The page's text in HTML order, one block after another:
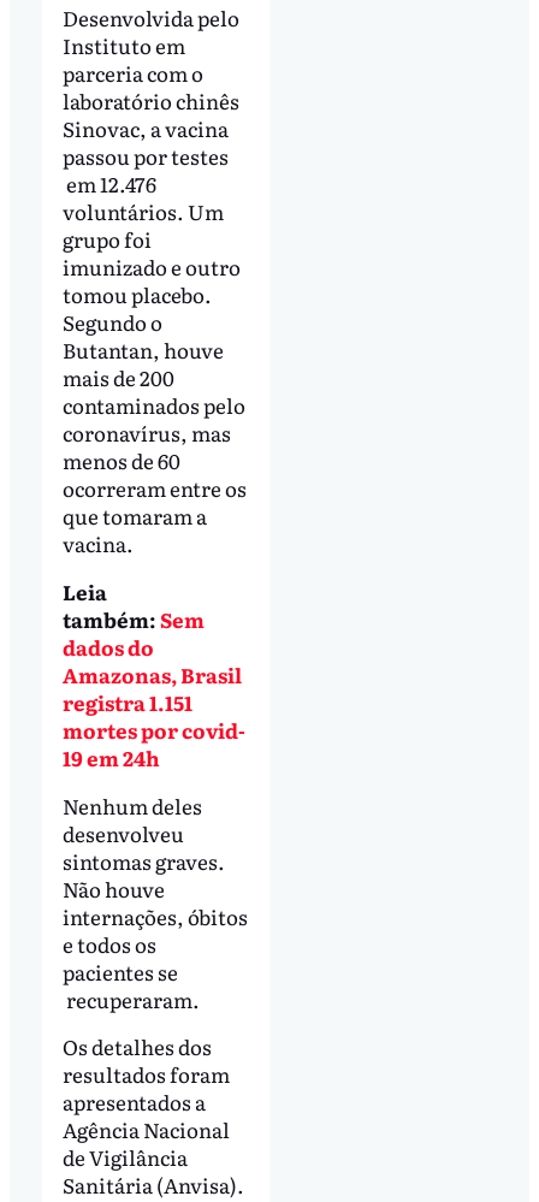
Desenvolvida pelo
Instituto em
parceria com o
laboratório chinês
Sinovac, a vacina
passou por testes
em 12.476
voluntários. Um
grupo foi
imunizado e outro
tomou placebo.
Segundo o
Butantan, houve
mais de 200
contaminados pelo
coronavírus, mas
menos de 60
ocorreram entre os
que tomaram a
vacina.
Leia
também:Sem
dados do
Amazonas, Brasil
registra 1.151
mortes por covid-
19 em 24h
Nenhum deles
desenvolveu
sintomas graves.
Não houve
internações, óbitos
e todos os
pacientes se
recuperaram.
Os detalhes dos
resultados foram
apresentados a
Agência Nacional
de Vigilância
Sanitária (Anvisa).